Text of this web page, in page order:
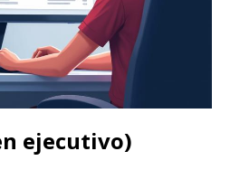
ejecutivo)